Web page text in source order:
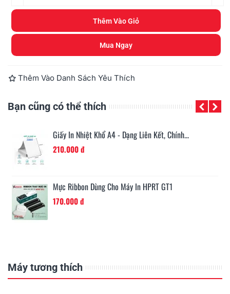
Thêm Vào Giỏ
Mua Ngay
Thêm Vào Danh Sách Yêu Thích
Bạn cũng có thể thích
Giấy In Nhiệt Khổ A4 - Dạng Liên Kết, Chính...
210.000 đ
Mực Ribbon Dùng Cho Máy In HPRT GT1
170.000 đ
Máy tương thích